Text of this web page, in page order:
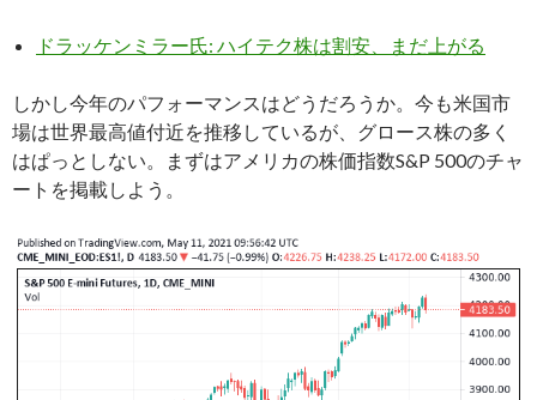
ドラッケンミラー氏: ハイテク株は割安、まだ上がる
しかし今年のパフォーマンスはどうだろうか。今も米国市
場は世界最高値付近を推移しているが、グロース株の多く
はぱっとしない。まずはアメリカの株価指数S&P 500のチャ
ートを掲載しよう。